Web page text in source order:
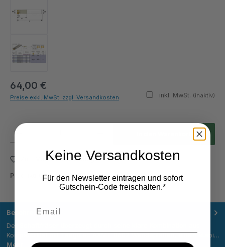
64,00 €
inkl. MwSt. (inaktiv)
Preise exkl. MwSt. zzgl. Versandkosten
Produkt Anzahl: Gib den gewünschten Wert ein oder benutze die Schaltflächen um die
Zum Merkzettel hinzufügen
Produktnummer:S010TM
Beschreibung
Der Schaftfräser überzeugt durch seine klare Kombination aus
Kompatibilität mit Taegutec AXMT 0602 Wendeplatten, einem stabi…
Mehr
Keine Versandkosten
Für den Newsletter eintragen und sofort
Gutschein-Code freischalten.*